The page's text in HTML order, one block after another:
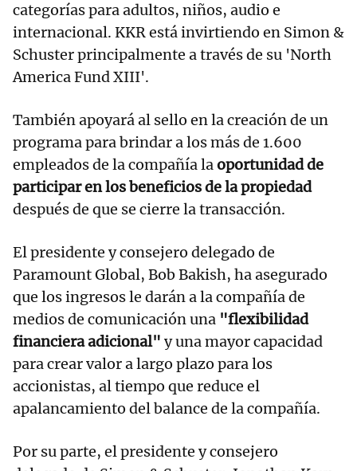
categorías para adultos, niños, audio e
internacional. KKR está invirtiendo en Simon &
Schuster principalmente a través de su 'North
America Fund XIII'.
También apoyará al sello en la creación de un
programa para brindar a los más de 1.600
empleados de la compañía laoportunidad de
participar en los beneficios de la propiedad
después de que se cierre la transacción.
El presidente y consejero delegado de
Paramount Global, Bob Bakish, ha asegurado
que los ingresos le darán a la compañía de
medios de comunicación una "flexibilidad
financiera adicional" y una mayor capacidad
para crear valor a largo plazo para los
accionistas, al tiempo que reduce el
apalancamiento del balance de la compañía.
Por su parte, el presidente y consejero